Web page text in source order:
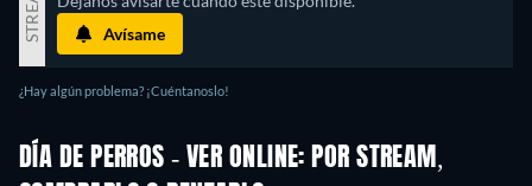
Avísame
¿Hay algún problema? ¡Cuéntanoslo!
DÍA DE PERROS - VER ONLINE: POR STREAM,